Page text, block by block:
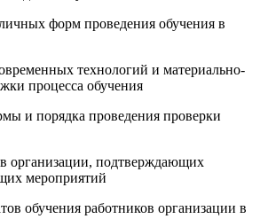
форм проведения обучения в
технологий и материально-
процесса обучения
и порядка проведения проверки
организации, подтверждающих
мероприятий
обучения работников организации в